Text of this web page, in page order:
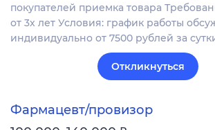
покупателей приемка товара
от 3х лет Условия: график работы
индивидуально от 7500 рублей за
Откликнуться
Фармацевт/провизор